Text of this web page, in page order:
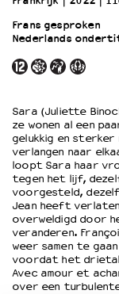
OVER LANTARENVENSTER
Wat we doen
Word vriend
Historie
Partners
Huisregels
Privacyverklaring
Integriteits- en
Duurzaamheid
Culturele boycot
Ruimte voor
Frans gesproken
Nederlands
Sara (Juliette
ze wonen al een
gelukkig en
verlangen naar
loopt Sara haar
tegen het lijf,
voorgesteld,
Jean heeft
overweldigd door
veranderen.
weer samen te
voordat het
Avec amour et
over een